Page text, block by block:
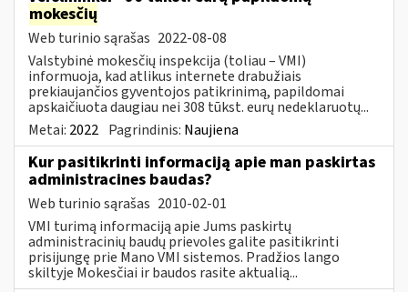
mokesčių
Web turinio sąrašas 2022-08-08
Valstybinė mokesčių inspekcija (toliau – VMI)
informuoja, kad atlikus internete drabužiais
prekiaujančios gyventojos patikrinimą, papildomai
apskaičiuota daugiau nei 308 tūkst. eurų nedeklaruotų...
Metai: 2022 Pagrindinis: Naujiena
Kur pasitikrinti informaciją apie man paskirtas
administracines baudas?
Web turinio sąrašas 2010-02-01
VMI turimą informaciją apie Jums paskirtų
administracinių baudų prievoles galite pasitikrinti
prisijungę prie Mano VMI sistemos. Pradžios lango
skiltyje Mokesčiai ir baudos rasite aktualią...